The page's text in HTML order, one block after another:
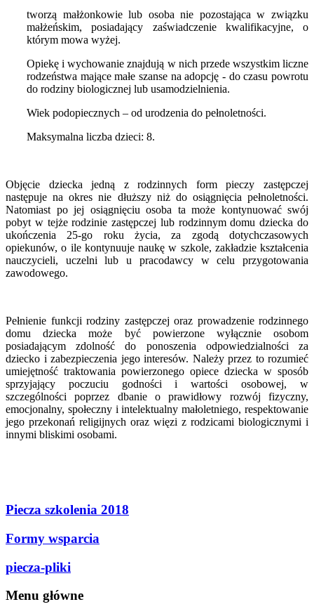
tworzą małżonkowie lub osoba nie pozostająca w związku
małżeńskim, posiadający zaświadczenie kwalifikacyjne, o
którym mowa wyżej.
Opiekę i wychowanie znajdują w nich przede wszystkim liczne
rodzeństwa mające małe szanse na adopcję - do czasu powrotu
do rodziny biologicznej lub usamodzielnienia.
Wiek podopiecznych – od urodzenia do pełnoletności.
Maksymalna liczba dzieci: 8.
Objęcie dziecka jedną z rodzinnych form pieczy zastępczej
następuje na okres nie dłuższy niż do osiągnięcia pełnoletności.
Natomiast po jej osiągnięciu osoba ta może kontynuować swój
pobyt w tejże rodzinie zastępczej lub rodzinnym domu dziecka do
ukończenia 25-go roku życia, za zgodą dotychczasowych
opiekunów, o ile kontynuuje naukę w szkole, zakładzie kształcenia
nauczycieli, uczelni lub u pracodawcy w celu przygotowania
zawodowego.
Pełnienie funkcji rodziny zastępczej oraz prowadzenie rodzinnego
domu dziecka może być powierzone wyłącznie osobom
posiadającym zdolność do ponoszenia odpowiedzialności za
dziecko i zabezpieczenia jego interesów. Należy przez to rozumieć
umiejętność traktowania powierzonego opiece dziecka w sposób
sprzyjający poczuciu godności i wartości osobowej, w
szczególności poprzez dbanie o prawidłowy rozwój fizyczny,
emocjonalny, społeczny i intelektualny małoletniego, respektowanie
jego przekonań religijnych oraz więzi z rodzicami biologicznymi i
innymi bliskimi osobami.
Piecza szkolenia 2018
Formy wsparcia
piecza-pliki
Menu główne